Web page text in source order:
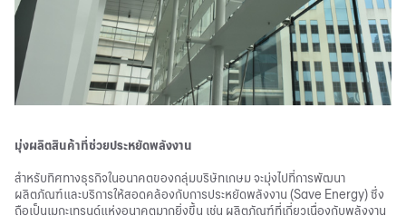
มุ่งผลิตสินค้าที่ช่วยประหยัดพลังงาน
สำหรับทิศทางธุรกิจในอนาคตของกลุ่มบริษัทเกษม จะมุ่งไปที่การพัฒนา
ผลิตภัณฑ์และบริการให้สอดคล้องกับการประหยัดพลังงาน (Save Energy) ซึ่ง
ถือเป็นเมกะเทรนด์แห่งอนาคตมากยิ่งขึ้น เช่น ผลิตภัณฑ์ที่เกี่ยวเนื่องกับพลังงาน